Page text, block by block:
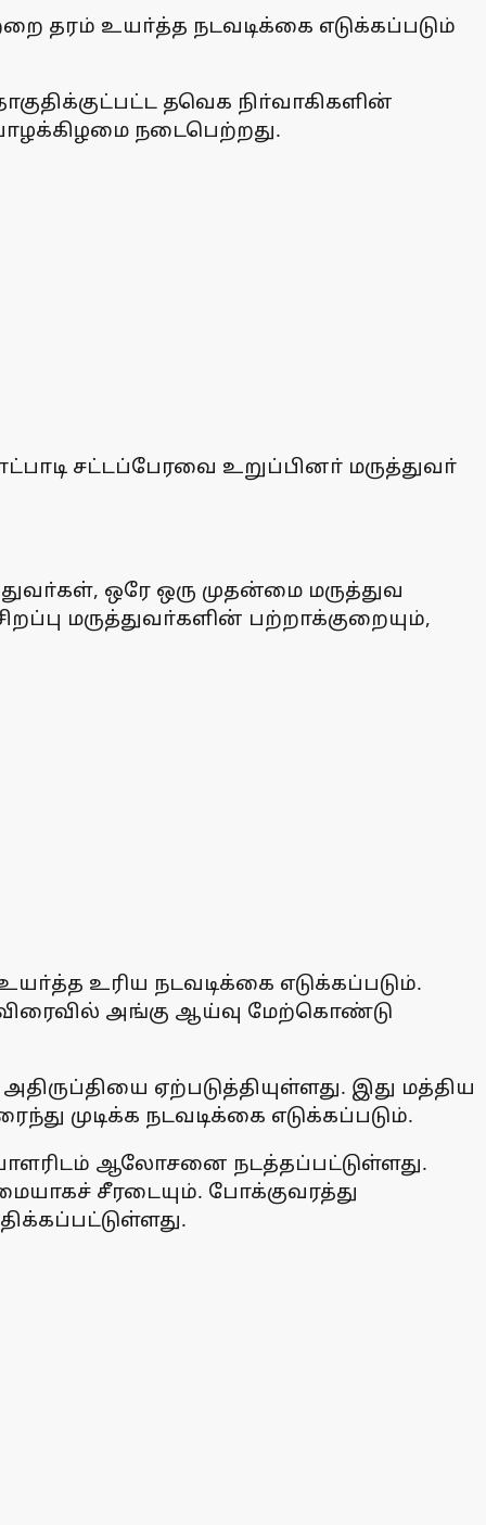
தரம் உயா்த்த நடவடிக்கை எடுக்கப்படும்
தவெக நிா்வாகிகளின்
நடைபெற்றது.
சட்டப்பேரவை உறுப்பினா் மருத்துவா்
ஒரே ஒரு முதன்மை மருத்துவ
மருத்துவா்களின் பற்றாக்குறையும்,
உரிய நடவடிக்கை எடுக்கப்படும்.
விரைவில் அங்கு ஆய்வு மேற்கொண்டு
ஏற்படுத்தியுள்ளது. இது மத்திய
முடிக்க நடவடிக்கை எடுக்கப்படும்.
ஆலோசனை நடத்தப்பட்டுள்ளது.
சீரடையும். போக்குவரத்து